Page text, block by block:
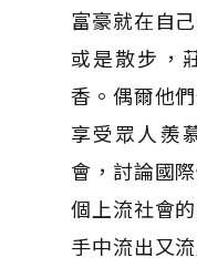
富豪就在自
或是散步，
香。偶爾他
享受眾人羨
會，討論國
個上流社會
手中流出又